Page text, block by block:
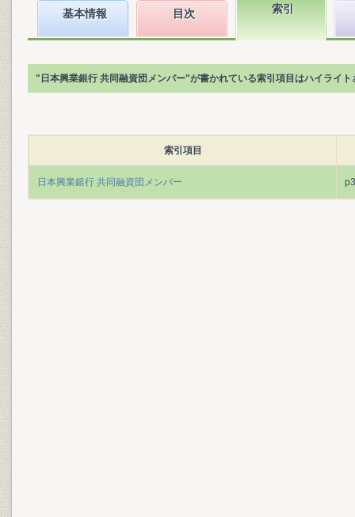
基本情報 目次 索引
"日本興業銀行 共同融資団メンバー"が書かれている索引項目はハイライト
索引項目
日本興業銀行 共同融資団メンバー